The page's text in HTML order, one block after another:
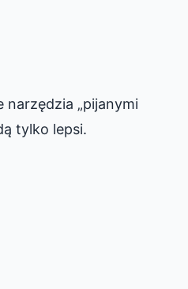
narzędzia „pijanymi
tylko lepsi.